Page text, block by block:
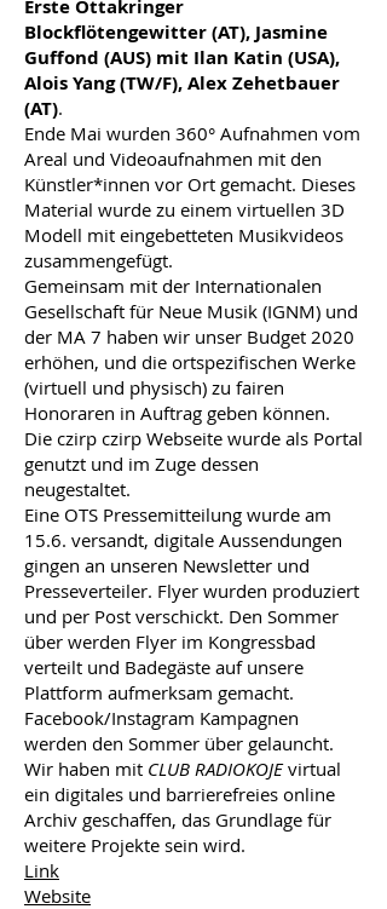
Erste Ottakringer
Blockflötengewitter (AT), Jasmine
Guffond (AUS) mit Ilan Katin (USA),
Alois Yang (TW/F), Alex Zehetbauer
(AT).
Ende Mai wurden 360° Aufnahmen vom
Areal und Videoaufnahmen mit den
Künstler*innen vor Ort gemacht. Dieses
Material wurde zu einem virtuellen 3D
Modell mit eingebetteten Musikvideos
zusammengefügt.
Gemeinsam mit der Internationalen
Gesellschaft für Neue Musik (IGNM) und
der MA 7 haben wir unser Budget 2020
erhöhen, und die ortspezifischen Werke
(virtuell und physisch) zu fairen
Honoraren in Auftrag geben können.
Die czirp czirp Webseite wurde als Portal
genutzt und im Zuge dessen
neugestaltet.
Eine OTS Pressemitteilung wurde am
15.6. versandt, digitale Aussendungen
gingen an unseren Newsletter und
Presseverteiler. Flyer wurden produziert
und per Post verschickt. Den Sommer
über werden Flyer im Kongressbad
verteilt und Badegäste auf unsere
Plattform aufmerksam gemacht.
Facebook/Instagram Kampagnen
werden den Sommer über gelauncht.
Wir haben mit CLUB RADIOKOJEvirtual
ein digitales und barrierefreies online
Archiv geschaffen, das Grundlage für
weitere Projekte sein wird.
Link
Website